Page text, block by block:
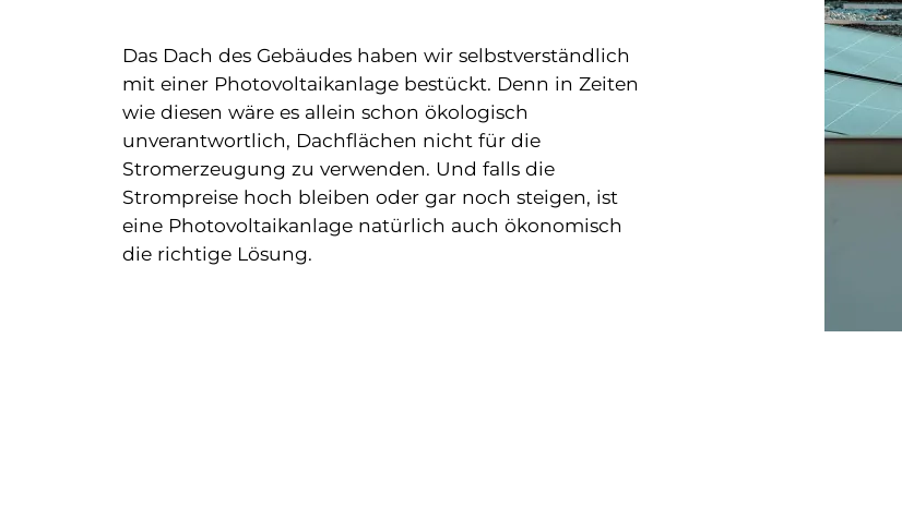
Das Dach des Gebäudes haben wir selbstverständlich
mit einer Photovoltaikanlage bestückt. Denn in Zeiten
wie diesen wäre es allein schon ökologisch
unverantwortlich, Dachflächen nicht für die
Stromerzeugung zu verwenden. Und falls die
Strompreise hoch bleiben oder gar noch steigen, ist
eine Photovoltaikanlage natürlich auch ökonomisch
die richtige Lösung.